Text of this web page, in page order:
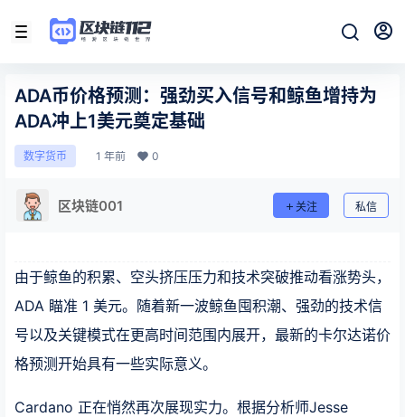
ADA币价格预测：强劲买入信号和鲸鱼增持为
ADA冲上1美元奠定基础
数字货币 1 年前 0
区块链001 关注 私信
由于鲸鱼的积累、空头挤压压力和技术突破推动看涨势头，
ADA 瞄准 1 美元。随着新一波鲸鱼囤积潮、强劲的技术信
号以及关键模式在更高时间范围内展开，最新的卡尔达诺价
格预测开始具有一些实际意义。
Cardano 正在悄然再次展现实力。根据分析师Jesse